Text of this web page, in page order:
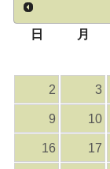
日 月
2 3
9 10
16 17